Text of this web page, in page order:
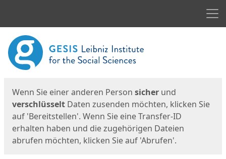
Start
Wenn Sie einer anderen Person sicher und
verschlüsselt Daten zusenden möchten, klicken Sie
auf 'Bereitstellen'. Wenn Sie eine Transfer-ID
erhalten haben und die zugehörigen Dateien
abrufen möchten, klicken Sie auf 'Abrufen'.